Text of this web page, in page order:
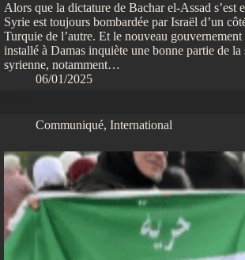
Alors que la dictature de Bachar el-Assad s’est
Syrie est toujours bombardée par Israël d’un
Turquie de l’autre. Et le nouveau gouvernement
installé à Damas inquiète une bonne partie de la
syrienne, notamment…
06/01/2025
Communiqué, International